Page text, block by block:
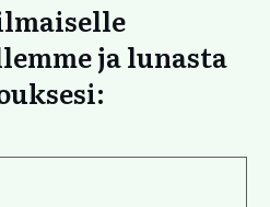
ja lunasta